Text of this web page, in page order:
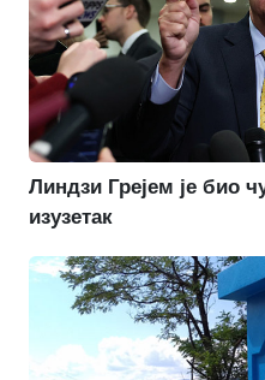
Линдзи Грејем је био
изузетак